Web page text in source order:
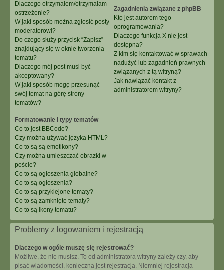
Dlaczego otrzymałem/otrzymałam
ostrzeżenie?
W jaki sposób można zgłosić posty
moderatorowi?
Do czego służy przycisk “Zapisz”
znajdujący się w oknie tworzenia
tematu?
Dlaczego mój post musi być
akceptowany?
W jaki sposób mogę przesunąć
swój temat na górę strony
tematów?
Formatowanie i typy tematów
Co to jest BBCode?
Czy można używać języka HTML?
Co to są są emotikony?
Czy można umieszczać obrazki w
poście?
Co to są ogłoszenia globalne?
Co to są ogłoszenia?
Co to są przyklejone tematy?
Co to są zamknięte tematy?
Co to są ikony tematu?
Zagadnienia związane z phpBB
Kto jest autorem tego
oprogramowania?
Dlaczego funkcja X nie jest
dostępna?
Z kim się kontaktować w sprawach
nadużyć lub zagadnień prawnych
związanych z tą witryną?
Jak nawiązać kontakt z
administratorem witryny?
Problemy z logowaniem i rejestracją
Dlaczego w ogóle muszę się rejestrować?
Możliwe, że nie musisz. To od administratora witryny zależy czy, aby
pisać wiadomości, konieczna jest rejestracja. Niemniej rejestracja